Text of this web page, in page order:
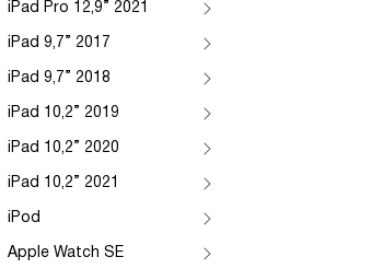
iPad Pro 12,9” 2021
iPad 9,7” 2017
iPad 9,7” 2018
iPad 10,2” 2019
iPad 10,2” 2020
iPad 10,2” 2021
iPod
Apple Watch SE